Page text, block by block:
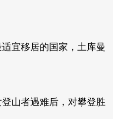
宜移居的国家，土库曼
山者遇难后，对攀登胜